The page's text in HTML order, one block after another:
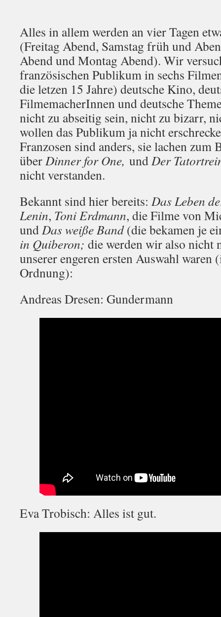
Alles in allem werden an vier Tagen
(Freitag Abend, Samstag früh und
Abend und Montag Abend). Wir
französischen Publikum in sechs
die letzen 15 Jahre) deutsche Kino,
FilmemacherInnen und deutsche
nicht zu abseitig sein, nicht zu bizarr,
wollen das Publikum ja nicht
Franzosen sind anders, sie lachen zum
überDinner for One, undDer
nicht verstanden.
Bekannt sind hier bereits: Das Leben
Lenin, Toni Erdmann, die Filme von
undDas weiße Band(die bekamen je
in Quiberon; die werden wir also nicht
unserer engeren ersten Auswahl
Ordnung):
Andreas Dresen: Gundermann
Eva Trobisch: Alles ist gut.